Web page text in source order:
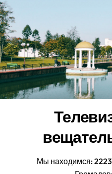
Перейти
к
содержанию
Мы находимся: